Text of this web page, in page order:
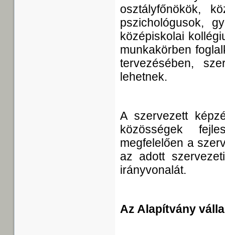
osztályfőnökök,
pszichológusok,
középiskolai
munkakörben
tervezésében,
lehetnek.
A szervezett
közösségek
megfelelően a
az adott
irányvonalát.
Az Alapítvány